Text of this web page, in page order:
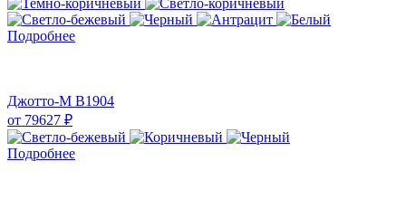
Подробнее
Джотто-М B1904
от 79627 ₽
Подробнее